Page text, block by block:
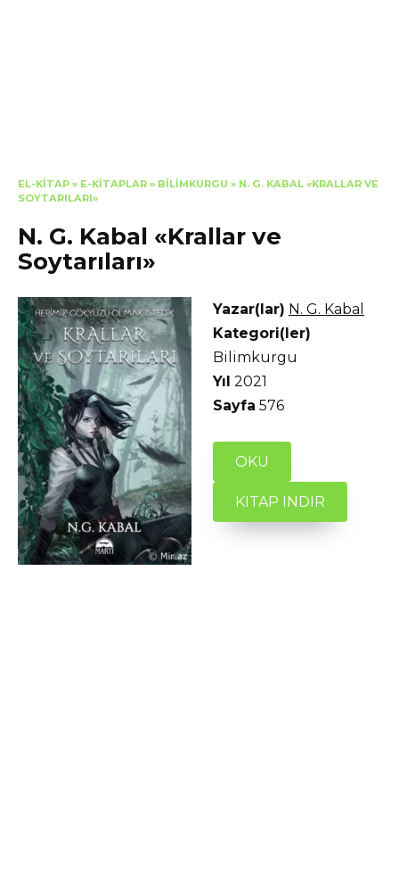
EL-KITAP » E-KITAPLAR » BILIMKURGU » N. G. KABAL «KRALLAR VE
SOYTARILARI»
N. G. Kabal «Krallar ve
Soytarıları»
Yazar(lar) N. G. Kabal
Kategori(ler)
Bilimkurgu
Yıl 2021
Sayfa 576
OKU
KITAP INDIR